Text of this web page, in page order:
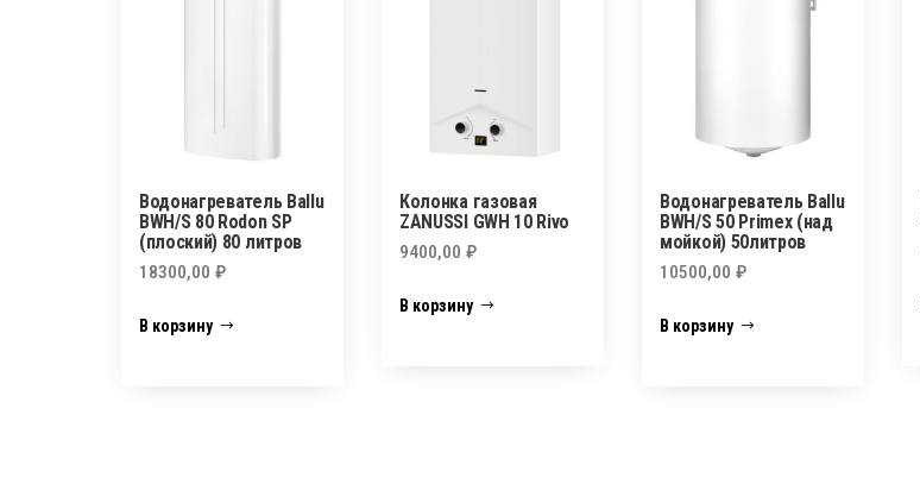
Водонагреватель Ballu
BWH/S 80 Rodon SP
(плоский) 80 литров
18300,00 ₽
В корзину
Колонка газовая
ZANUSSI GWH 10 Rivo
9400,00₽
В корзину
Водонагреватель Ballu
BWH/S 50 Primex (над
мойкой) 50литров
10500,00₽
В корзину